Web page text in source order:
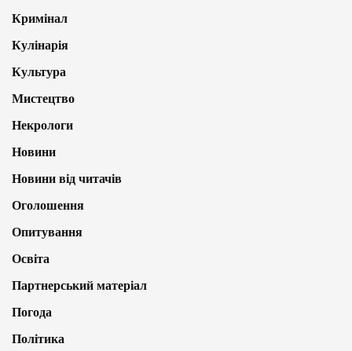
Кримінал
Кулінарія
Культура
Мистецтво
Некрологи
Новини
Новини від читачів
Оголошення
Опитування
Освіта
Партнерський матеріал
Погода
Політика